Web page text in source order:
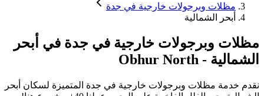
مظلات وبرجولات خارجية في جدة
أبحر الشمالية
مظلات وبرجولات خارجية في جدة في أبحر
الشمالية -
Obhur North
نقدم خدمة مظلات وبرجولات خارجية في جدة المتميزة لسكان أبحر